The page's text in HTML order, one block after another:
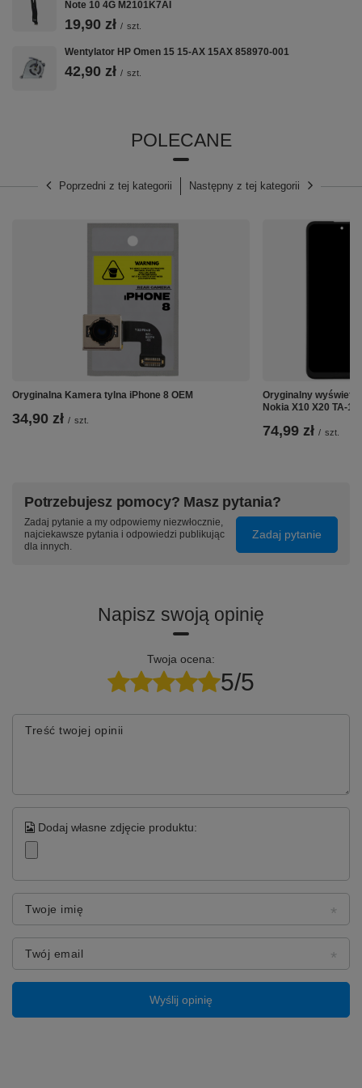
⚙️ Specyfikacja:
OnePlus
9 Pro
Oznaczenie producenta:
4500mAh
Napięcie:3.85V
Rodzaj:
Zamiennik najwyższej jakości
♻️ Kompatybilność:
(LE2123, LE2120, LE2125)
Note 10 4G M2101K7AI
19,90 zł / szt.
Wentylator HP Omen 15 15-AX 15AX 858970-001
42,90 zł / szt.
POLECANE
Poprzedni z tej kategorii Następny z tej kategorii
Oryginalna Kamera tylna iPhone 8 OEM
34,90 zł / szt.
Oryginalny
Nokia X10 X20 TA-
74,99 zł / szt.
Potrzebujesz pomocy? Masz pytania?
Zadaj pytanie a my odpowiemy niezwłocznie,
najciekawsze pytania i odpowiedzi publikując
dla innych.
Zadaj pytanie
Napisz swoją opinię
Twoja ocena:
5/5
Treść twojej opinii
Dodaj własne zdjęcie produktu:
Twoje imię
Twój email
Wyślij opinię